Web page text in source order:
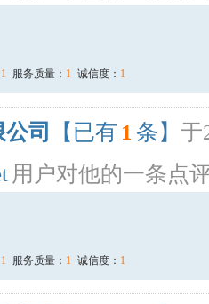
1 服务质量： 1 诚信度： 1
司 【已有 1 条】 于
用户对他的一条点
1 服务质量： 1 诚信度： 1